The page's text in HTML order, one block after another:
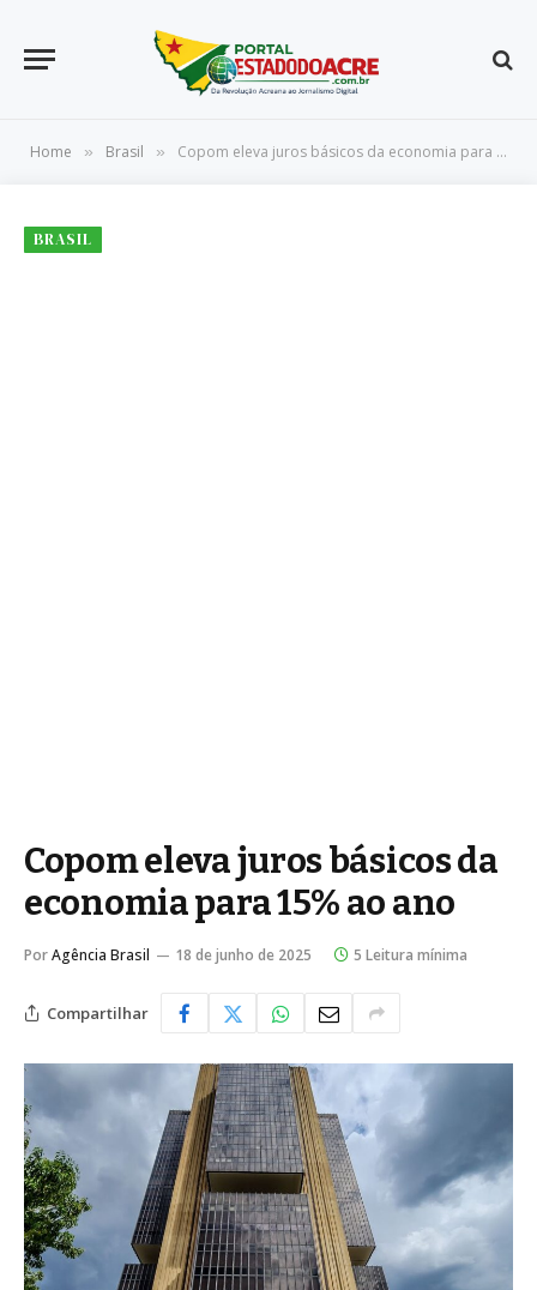
Home » Brasil » Copom eleva juros básicos da economia para 15% ao ano
BRASIL
Copom eleva juros básicos da
economia para 15% ao ano
PorAgência Brasil 18 de junho de 2025 5 Leitura mínima
Compartilhar